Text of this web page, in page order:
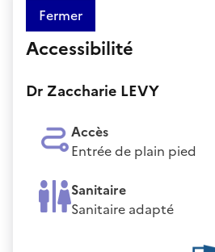
Fermer
Accessibilité
Dr Zaccharie LEVY
Accès
Entrée de plain pied
Sanitaire
Sanitaire adapté